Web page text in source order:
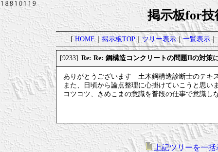
掲示板for技
[HOME｜掲示板TOP｜ツリー表示｜一覧表示｜
[9233] Re: Re: 鋼構造コンクリートの問題IIの対策
ありがとうございます 土木鋼構造診断士のテキ
また、日頃から論点整理に心掛けていこうと思い
コツコツ、きめこまの意識を普段の仕事で意識し
上記ツリーを一括